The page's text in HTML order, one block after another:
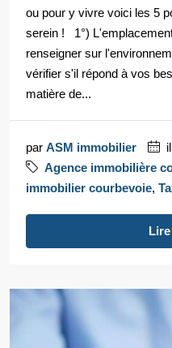
ou pour y vivre voici les 5
serein ! 1°)
renseigner sur
vérifier s'il répond à vos
matière de...
par ASM immobilier
Agence immobilière
immobilier courbevoie,